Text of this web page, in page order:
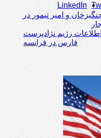
LinkedIn
و امیر تیمور در
رژیم نژادپرست
فارس در فرانسه